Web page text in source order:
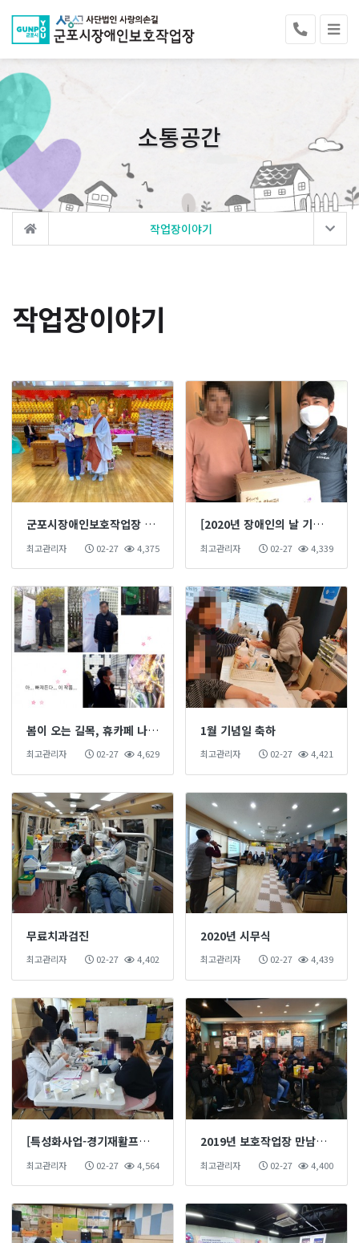
소통공간
작업장이야기
작업장이야기
군포시장애인보호작업장 시설장 이‧취임식
최고관리자 02-27 4,375
[2020년 장애인의 날 기념] 잘 지내고 계신가요?
최고관리자 02-27 4,339
봄이 오는 길목, 휴카페 나들이^^
최고관리자 02-27 4,629
1월 기념일 축하
최고관리자 02-27 4,421
무료치과검진
최고관리자 02-27 4,402
2020년 시무식
최고관리자 02-27 4,439
[특성화사업-경기재활프로그램] 건강! 스트라이크! 대상자평가
최고관리자 02-27 4,564
2019년 보호작업장 만남의 날
최고관리자 02-27 4,400